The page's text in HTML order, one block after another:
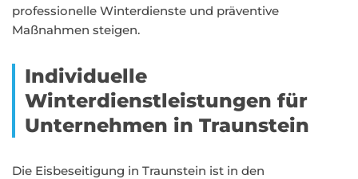
professionelle Winterdienste und präventive
Maßnahmen steigen.
Individuelle
Winterdienstleistungen für
Unternehmen in Traunstein
Die Eisbeseitigung in Traunstein ist in den